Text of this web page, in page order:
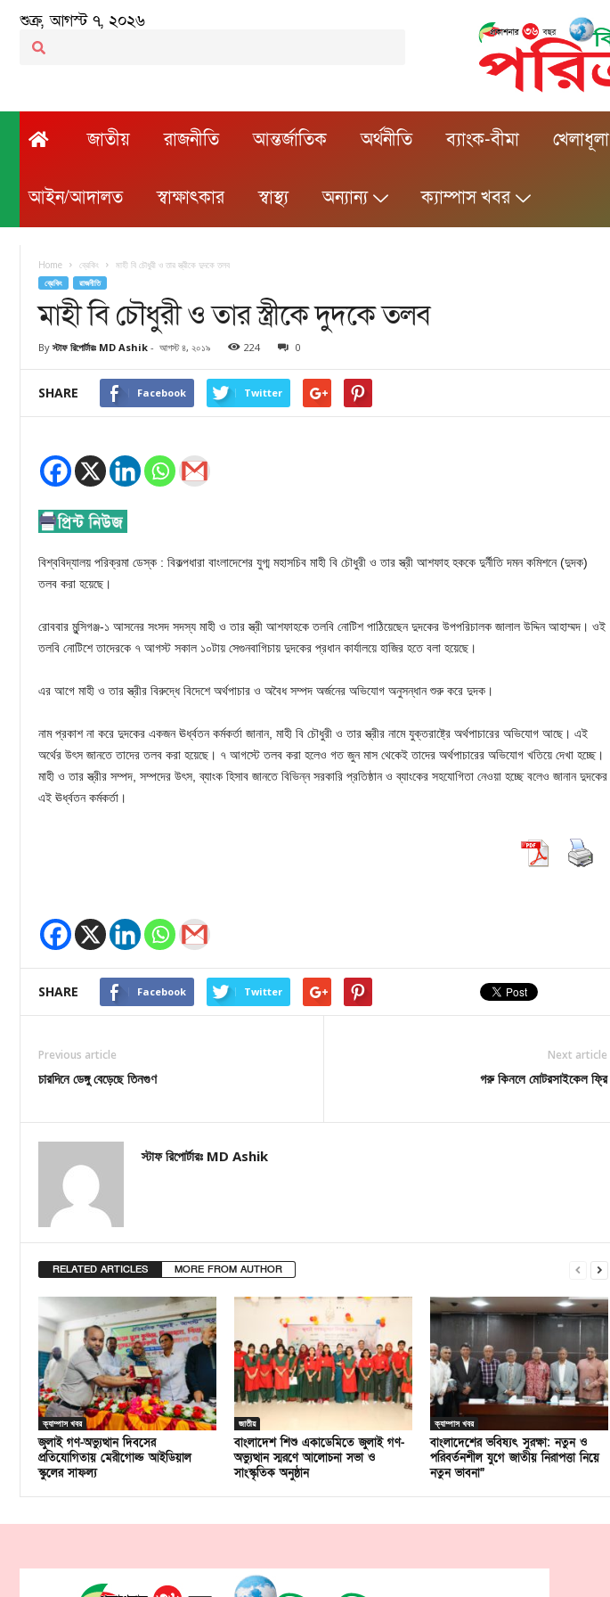
শুক্র, আগস্ট ৭, ২০২৬
জাতীয় রাজনীতি আন্তর্জাতিক অর্থনীতি ব্যাংক-বীমা খেলাধূলা
আইন/আদালত স্বাক্ষাৎকার স্বাস্থ্য অন্যান্য ক্যাম্পাস খবর
Home ব্রেকিং মাহী বি চৌধুরী ও তার স্ত্রীকে দুদকে তলব
ব্রেকিং রাজনীতি
মাহী বি চৌধুরী ও তার স্ত্রীকে দুদকে তলব
By স্টাফ রিপোর্টারঃ MD Ashik - আগস্ট ৪, ২০১৯ 224 0
SHARE Facebook Twitter
বিশ্ববিদ্যালয় পরিক্রমা ডেস্ক : বিকল্পধারা বাংলাদেশের যুগ্ম মহাসচিব মাহী বি চৌধুরী ও তার স্ত্রী আশফাহ হককে দুর্নীতি দমন কমিশনে (দুদক)
তলব করা হয়েছে।
রোববার মুন্সিগঞ্জ-১ আসনের সংসদ সদস্য মাহী ও তার স্ত্রী আশফাহকে তলবি নোটিশ পাঠিয়েছেন দুদকের উপপরিচালক জালাল উদ্দিন আহাম্মদ। ওই
তলবি নোটিশে তাদেরকে ৭ আগস্ট সকাল ১০টায় সেগুনবাগিচায় দুদকের প্রধান কার্যালয়ে হাজির হতে বলা হয়েছে।
এর আগে মাহী ও তার স্ত্রীর বিরুদ্ধে বিদেশে অর্থপাচার ও অবৈধ সম্পদ অর্জনের অভিযোগ অনুসন্ধান শুরু করে দুদক।
নাম প্রকাশ না করে দুদকের একজন ঊর্ধ্বতন কর্মকর্তা জানান, মাহী বি চৌধুরী ও তার স্ত্রীর নামে যুক্তরাষ্ট্রে অর্থপাচারের অভিযোগ আছে। এই
অর্থের উৎস জানতে তাদের তলব করা হয়েছে। ৭ আগস্টে তলব করা হলেও গত জুন মাস থেকেই তাদের অর্থপাচারের অভিযোগ খতিয়ে দেখা হচ্ছে।
মাহী ও তার স্ত্রীর সম্পদ, সম্পদের উৎস, ব্যাংক হিসাব জানতে বিভিন্ন সরকারি প্রতিষ্ঠান ও ব্যাংকের সহযোগিতা নেওয়া হচ্ছে বলেও জানান দুদকের
এই ঊর্ধ্বতন কর্মকর্তা।
SHARE Facebook Twitter
Previous article
চারদিনে ডেঙ্গু বেড়েছে তিনগুণ
Next article
গরু কিনলে মোটরসাইকেল ফ্রি
স্টাফ রিপোর্টারঃ MD Ashik
RELATED ARTICLES MORE FROM AUTHOR
ক্যাম্পাস খবর
জুলাই গণ-অভ্যুত্থান দিবসের
প্রতিযোগিতায় মেরীগোল্ড আইডিয়াল
স্কুলের সাফল্য
জাতীয়
বাংলাদেশ শিশু একাডেমিতে জুলাই গণ-
অভ্যুত্থান স্মরণে আলোচনা সভা ও
সাংস্কৃতিক অনুষ্ঠান
ক্যাম্পাস খবর
বাংলাদেশের ভবিষ্যৎ সুরক্ষা: নতুন ও
পরিবর্তনশীল যুগে জাতীয় নিরাপত্তা নিয়ে
নতুন ভাবনা”